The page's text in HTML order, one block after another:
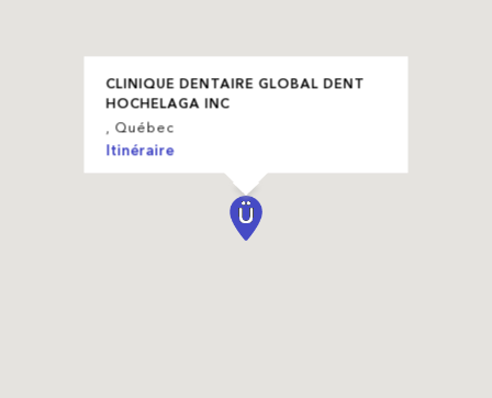
CLINIQUE DENTAIRE GLOBAL DENT
HOCHELAGA INC
, Québec
Itinéraire